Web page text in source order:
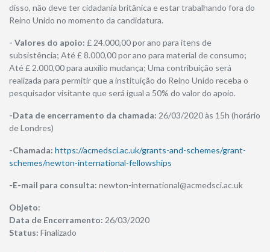
disso, não deve ter cidadania britânica e estar trabalhando fora do
Reino Unido no momento da candidatura.
- Valores do apoio: £ 24.000,00 por ano para itens de
subsistência; Até £ 8.000,00 por ano para material de consumo;
Até £ 2.000,00 para auxílio mudança; Uma contribuição será
realizada para permitir que a instituição do Reino Unido receba o
pesquisador visitante que será igual a 50% do valor do apoio.
-Data de encerramento da chamada: 26/03/2020 às 15h (horário
de Londres)
-Chamada: https://acmedsci.ac.uk/grants-and-schemes/grant-
schemes/newton-international-fellowships
-E-mail para consulta: newton-international@acmedsci.ac.uk
Objeto:
​Data de Encerramento: 26/03/2020
Status: Finalizado